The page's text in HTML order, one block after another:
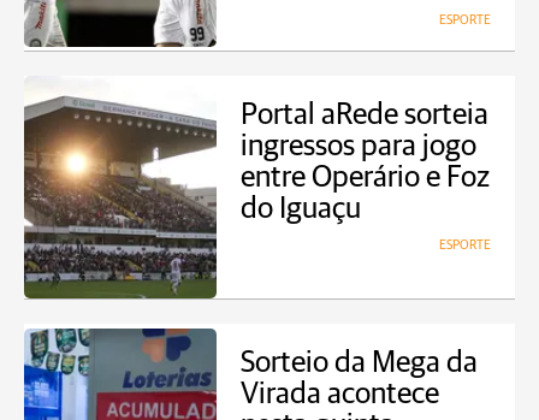
ESPORTE
Portal aRede sorteia
ingressos para jogo
entre Operário e Foz
do Iguaçu
ESPORTE
Sorteio da Mega da
Virada acontece